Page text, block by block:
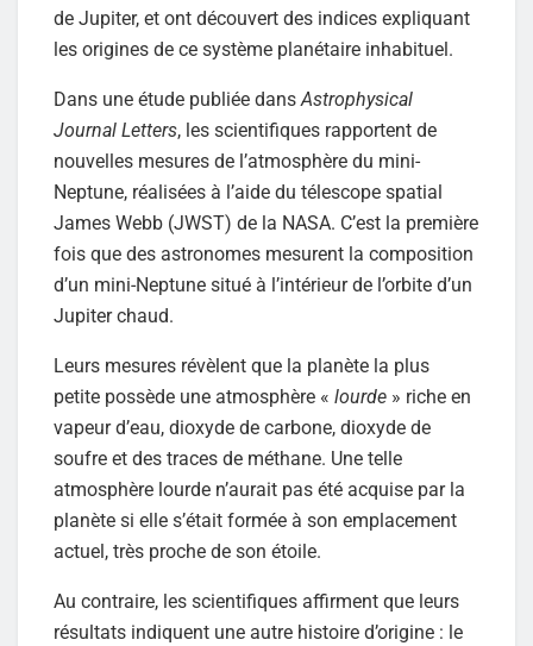
de Jupiter, et ont découvert des indices expliquant
les origines de ce système planétaire inhabituel.
Dans une étude publiée dans Astrophysical
Journal Letters, les scientifiques rapportent de
nouvelles mesures de l’atmosphère du mini-
Neptune, réalisées à l’aide du télescope spatial
James Webb (JWST) de la NASA. C’est la première
fois que des astronomes mesurent la composition
d’un mini-Neptune situé à l’intérieur de l’orbite d’un
Jupiter chaud.
Leurs mesures révèlent que la planète la plus
petite possède une atmosphère « lourde » riche en
vapeur d’eau, dioxyde de carbone, dioxyde de
soufre et des traces de méthane. Une telle
atmosphère lourde n’aurait pas été acquise par la
planète si elle s’était formée à son emplacement
actuel, très proche de son étoile.
Au contraire, les scientifiques affirment que leurs
résultats indiquent une autre histoire d’origine : le